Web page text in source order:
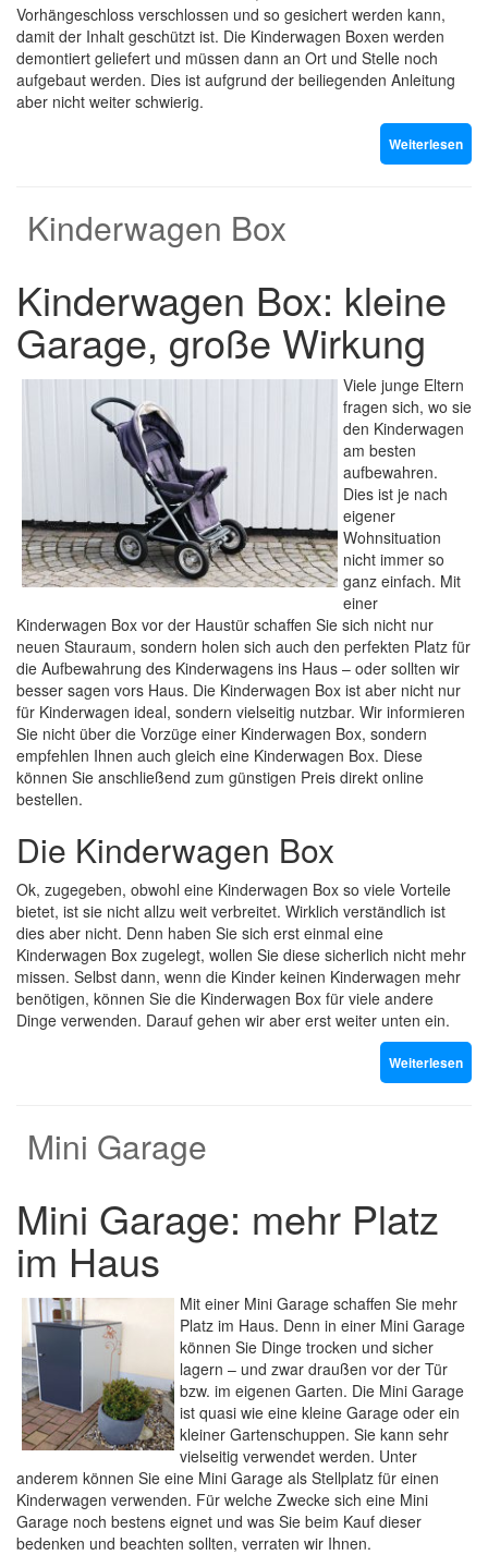
Vorhängeschloss verschlossen und so gesichert werden kann,
damit der Inhalt geschützt ist. Die Kinderwagen Boxen werden
demontiert geliefert und müssen dann an Ort und Stelle noch
aufgebaut werden. Dies ist aufgrund der beiliegenden Anleitung
aber nicht weiter schwierig.
Weiterlesen
Kinderwagen Box
Kinderwagen Box: kleine
Garage, große Wirkung
Viele junge Eltern
fragen sich, wo sie
den Kinderwagen
am besten
aufbewahren.
Dies ist je nach
eigener
Wohnsituation
nicht immer so
ganz einfach. Mit
einer
Kinderwagen Box vor der Haustür schaffen Sie sich nicht nur
neuen Stauraum, sondern holen sich auch den perfekten Platz für
die Aufbewahrung des Kinderwagens ins Haus – oder sollten wir
besser sagen vors Haus. Die Kinderwagen Box ist aber nicht nur
für Kinderwagen ideal, sondern vielseitig nutzbar. Wir informieren
Sie nicht über die Vorzüge einer Kinderwagen Box, sondern
empfehlen Ihnen auch gleich eine Kinderwagen Box. Diese
können Sie anschließend zum günstigen Preis direkt online
bestellen.
Die Kinderwagen Box
Ok, zugegeben, obwohl eine Kinderwagen Box so viele Vorteile
bietet, ist sie nicht allzu weit verbreitet. Wirklich verständlich ist
dies aber nicht. Denn haben Sie sich erst einmal eine
Kinderwagen Box zugelegt, wollen Sie diese sicherlich nicht mehr
missen. Selbst dann, wenn die Kinder keinen Kinderwagen mehr
benötigen, können Sie die Kinderwagen Box für viele andere
Dinge verwenden. Darauf gehen wir aber erst weiter unten ein.
Weiterlesen
Mini Garage
Mini Garage: mehr Platz
im Haus
Mit einer Mini Garage schaffen Sie mehr
Platz im Haus. Denn in einer Mini Garage
können Sie Dinge trocken und sicher
lagern – und zwar draußen vor der Tür
bzw. im eigenen Garten. Die Mini Garage
ist quasi wie eine kleine Garage oder ein
kleiner Gartenschuppen. Sie kann sehr
vielseitig verwendet werden. Unter
anderem können Sie eine Mini Garage als Stellplatz für einen
Kinderwagen verwenden. Für welche Zwecke sich eine Mini
Garage noch bestens eignet und was Sie beim Kauf dieser
bedenken und beachten sollten, verraten wir Ihnen.